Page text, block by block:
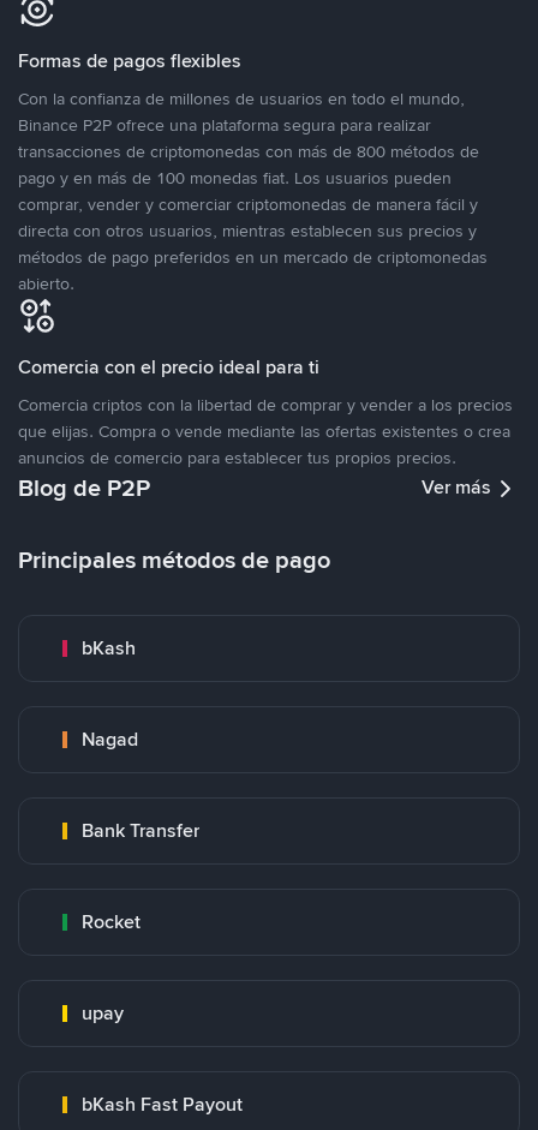
Formas de pagos flexibles
Con la confianza de millones de usuarios en todo el mundo,
Binance P2P ofrece una plataforma segura para realizar
transacciones de criptomonedas con más de 800 métodos de
pago y en más de 100 monedas fiat. Los usuarios pueden
comprar, vender y comerciar criptomonedas de manera fácil y
directa con otros usuarios, mientras establecen sus precios y
métodos de pago preferidos en un mercado de criptomonedas
abierto.
Comercia con el precio ideal para ti
Comercia criptos con la libertad de comprar y vender a los precios
que elijas. Compra o vende mediante las ofertas existentes o crea
anuncios de comercio para establecer tus propios precios.
Blog de P2P Ver más
Principales métodos de pago
bKash
Nagad
Bank Transfer
Rocket
upay
bKash Fast Payout